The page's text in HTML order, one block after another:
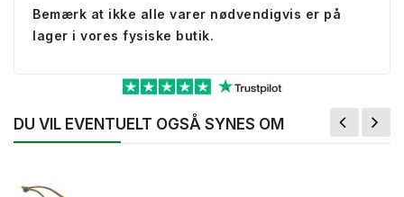
Bemærk at ikke alle varer nødvendigvis er på
lager i vores fysiske butik.
DU VIL EVENTUELT OGSÅ SYNES OM